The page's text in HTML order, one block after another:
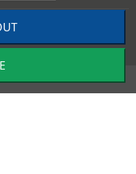
& réalisation :